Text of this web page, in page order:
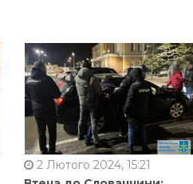
2 Лютого 2024, 15:21